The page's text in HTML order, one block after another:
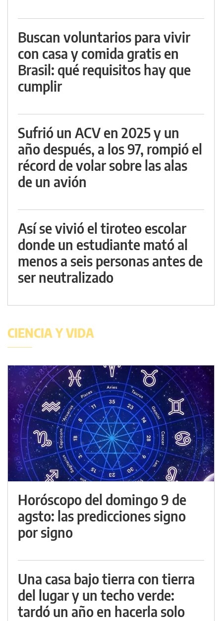
Buscan voluntarios para vivir
con casa y comida gratis en
Brasil: qué requisitos hay que
cumplir
Sufrió un ACV en 2025 y un
año después, a los 97, rompió el
récord de volar sobre las alas
de un avión
Así se vivió el tiroteo escolar
donde un estudiante mató al
menos a seis personas antes de
ser neutralizado
CIENCIA Y VIDA
Horóscopo del domingo 9 de
agsto: las predicciones signo
por signo
Una casa bajo tierra con tierra
del lugar y un techo verde:
tardó un año en hacerla solo